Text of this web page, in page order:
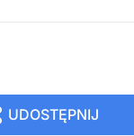
UDOSTĘPNIJ